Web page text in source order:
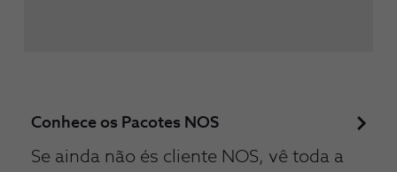
Conhece os Pacotes NOS
Se ainda não és cliente NOS, vê toda a